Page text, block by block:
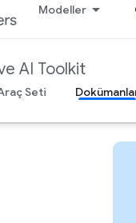
Modeller
AI Toolkit
Seti